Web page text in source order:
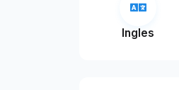
Ingles